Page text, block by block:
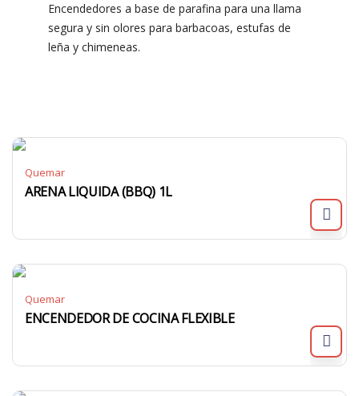
Encendedores a base de parafina para una llama
segura y sin olores para barbacoas, estufas de
leña y chimeneas.
Quemar
ARENA LIQUIDA (BBQ) 1L
Quemar
ENCENDEDOR DE COCINA FLEXIBLE